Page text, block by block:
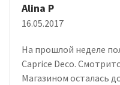
Alina P
16.05.2017
На прошлой неделе
Caprice Deco.
Магазином осталась